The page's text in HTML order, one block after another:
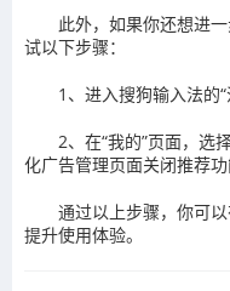
此外，如果你还想进
试以下步骤‌：
1、进入搜狗输入法的
2、在“我的”页面，选
化广告管理页面关闭推荐功
通过以上步骤，你可
提升使用体验。